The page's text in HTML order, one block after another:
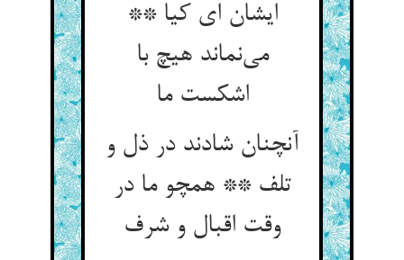
ایشان ای کیا **
می‌نماند هیچ با
اشکست ما
آنچنان شادند در ذل و
تلف ** همچو ما در
وقت اقبال و شرف